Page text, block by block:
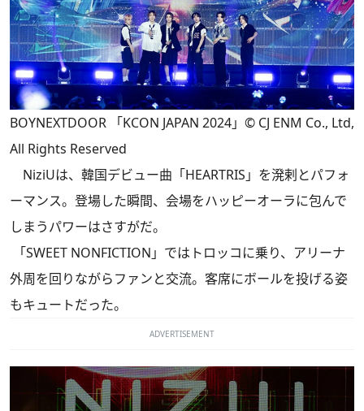
BOYNEXTDOOR 「KCON JAPAN 2024」© CJ ENM Co., Ltd,
All Rights Reserved
NiziUは、韓国デビュー曲「HEARTRIS」を溌剌とパフォ
ーマンス。登場した瞬間、会場をハッピーオーラに包んで
しまうパワーはさすがだ。
「SWEET NONFICTION」ではトロッコに乗り、アリーナ
外周を回りながらファンと交流。客席にボールを投げる姿
もキュートだった。
ADVERTISEMENT